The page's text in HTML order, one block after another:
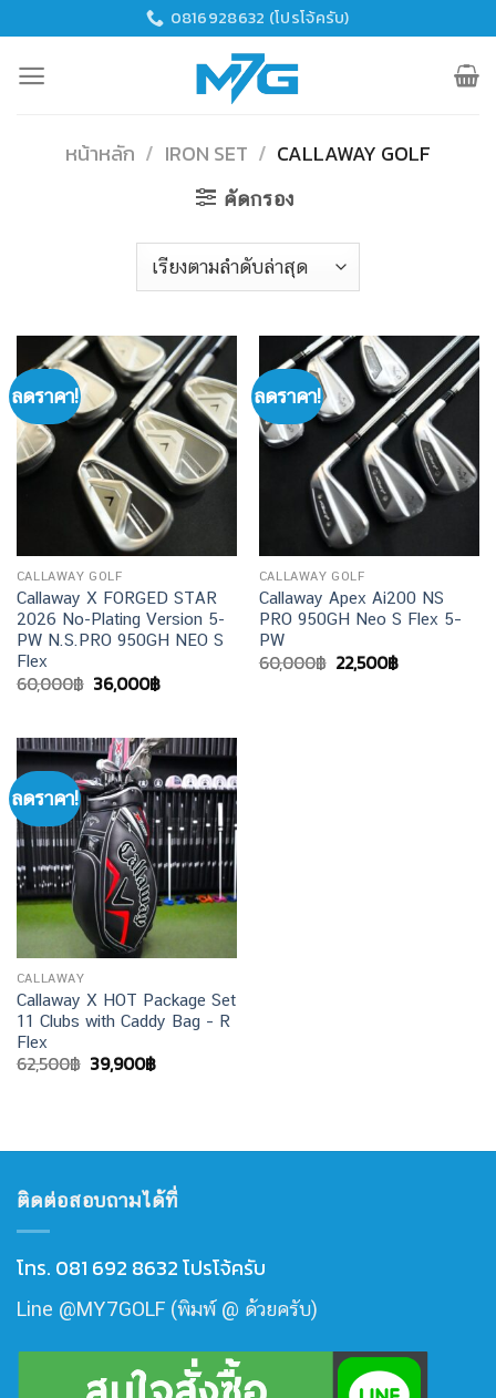
content
0816928632 (โปรโจ้ครับ)
หน้าหลัก / IRON SET / CALLAWAY GOLF
คัดกรอง
ลดราคา!
CALLAWAY GOLF
Callaway X FORGED STAR
2026 No-Plating Version 5-
PW N.S.PRO 950GH NEO S
Flex
60,000฿ Original
price
60,000฿.
36,000฿Current
36,000฿.
ลดราคา!
CALLAWAY GOLF
Callaway Apex Ai200 NS
PRO 950GH Neo S Flex 5–
PW
60,000฿ Original
price
22,500฿Current
ลดราคา!
CALLAWAY
Callaway X HOT Package Set
11 Clubs with Caddy Bag – R
Flex
62,500฿ Original
price
39,900฿Current
ติดต่อสอบถามได้ที่
โทร. 081 692 8632 โปรโจ้ครับ
Line @MY7GOLF (พิมพ์ @ ด้วยครับ)